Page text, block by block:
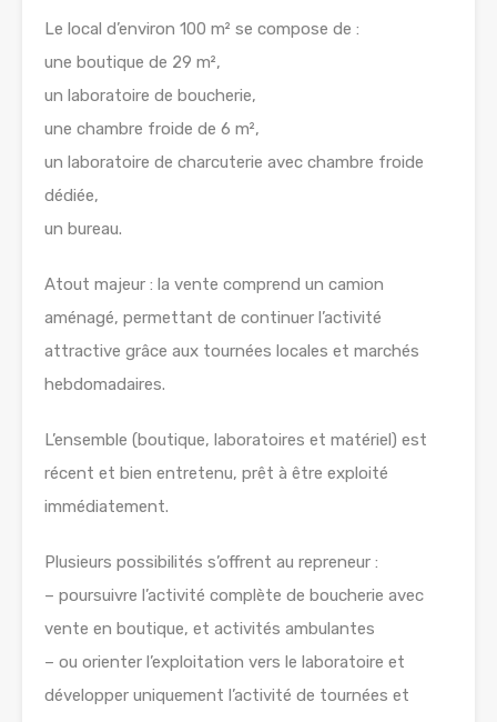
Le local d’environ 100 m² se compose de :
une boutique de 29 m²,
un laboratoire de boucherie,
une chambre froide de 6 m²,
un laboratoire de charcuterie avec chambre froide
dédiée,
un bureau.
Atout majeur : la vente comprend un camion
aménagé, permettant de continuer l’activité
attractive grâce aux tournées locales et marchés
hebdomadaires.
L’ensemble (boutique, laboratoires et matériel) est
récent et bien entretenu, prêt à être exploité
immédiatement.
Plusieurs possibilités s’offrent au repreneur :
– poursuivre l’activité complète de boucherie avec
vente en boutique, et activités ambulantes
– ou orienter l’exploitation vers le laboratoire et
développer uniquement l’activité de tournées et